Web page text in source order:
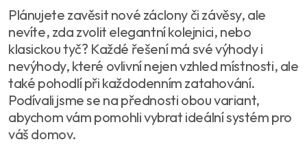
Plánujete zavěsit nové záclony či závěsy, ale
nevíte, zda zvolit elegantní kolejnici, nebo
klasickou tyč? Každé řešení má své výhody i
nevýhody, které ovlivní nejen vzhled místnosti, ale
také pohodlí při každodenním zatahování.
Podívali jsme se na přednosti obou variant,
abychom vám pomohli vybrat ideální systém pro
váš domov.